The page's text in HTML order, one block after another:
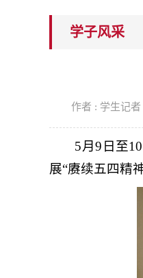
学子风采
作者 : 学生记
5月9日至
展“赓续五四精